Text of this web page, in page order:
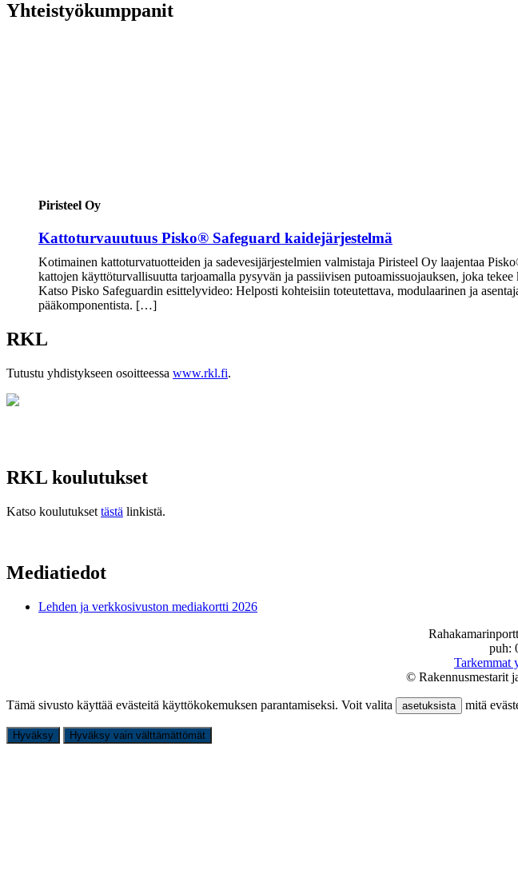
Yhteistyökumppanit
Piristeel Oy
Kattoturvauutuus Pisko® Safeguard kaidejärjestelmä
Kotimainen kattoturvatuotteiden ja sadevesijärjestelmien valmistaja Piristeel Oy laajentaa
kattojen käyttöturvallisuutta tarjoamalla pysyvän ja passiivisen putoamissuojauksen, joka
Katso Pisko Safeguardin esittelyvideo: Helposti kohteisiin toteutettava, modulaarinen ja
pääkomponentista. […]
RKL
Tutustu yhdistykseen osoitteessa www.rkl.fi.
RKL koulutukset
Katso koulutukset tästä linkistä.
Mediatiedot
Lehden ja verkkosivuston mediakortti 2026
puh:
Tarkemmat
© Rakennusmestarit
Tämä sivusto käyttää evästeitä käyttökokemuksen parantamiseksi. Voit valita asetuksista mitä
Hyväksy Hyväksy vain välttämättömät